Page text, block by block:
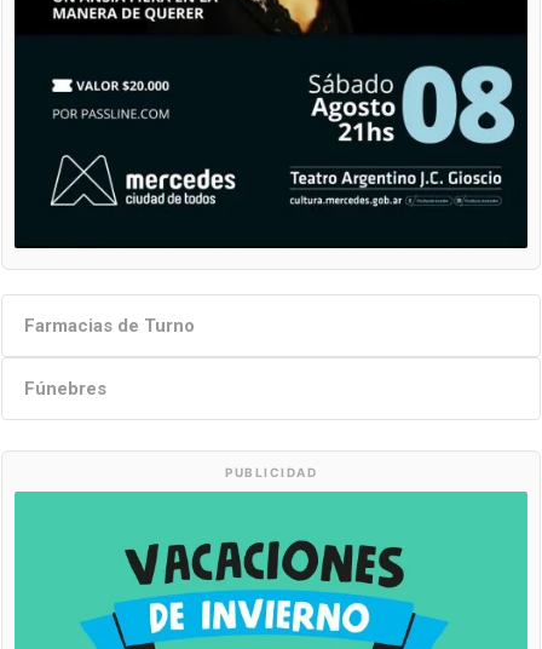
Farmacias de Turno
Fúnebres
PUBLICIDAD